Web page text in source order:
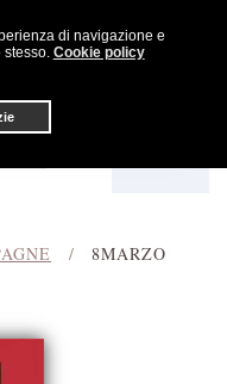
di navigazione e
stesso. Cookie policy
8MARZO